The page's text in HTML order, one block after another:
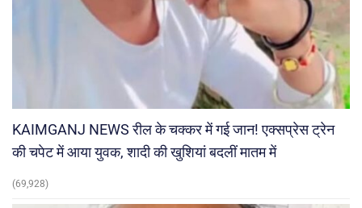
KAIMGANJ NEWS रील के चक्कर में गई जान! एक्सप्रेस ट्रेन
की चपेट में आया युवक, शादी की खुशियां बदलीं मातम में
(69,928)